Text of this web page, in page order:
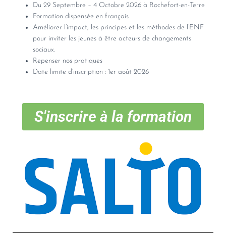
Du 29 Septembre – 4 Octobre 2026 à Rochefort-en-Terre
Formation dispensée en français
Améliorer l’impact, les principes et les méthodes de l’ENF
pour inviter les jeunes à être acteurs de changements
sociaux.
Repenser nos pratiques
Date limite d’inscription : 1er août 2026
S'inscrire à la formation